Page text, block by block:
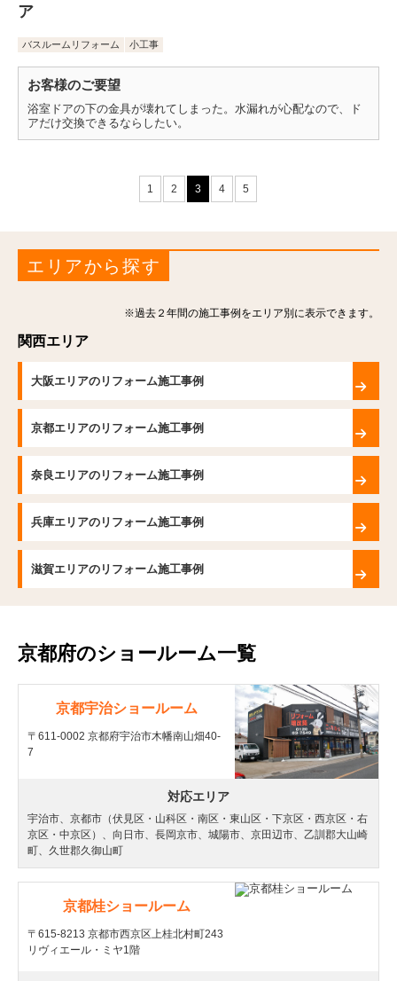
ア
バスルームリフォーム 小工事
お客様のご要望
浴室ドアの下の金具が壊れてしまった。水漏れが心配なので、ド
アだけ交換できるならしたい。
1 2 3 4 5
エリアから探す
※過去２年間の施工事例をエリア別に表示できます。
関西エリア
大阪エリアのリフォーム施工事例
京都エリアのリフォーム施工事例
奈良エリアのリフォーム施工事例
兵庫エリアのリフォーム施工事例
滋賀エリアのリフォーム施工事例
京都府のショールーム一覧
京都宇治ショールーム
〒611-0002 京都府宇治市木幡南山畑40-
7
対応エリア
宇治市、京都市（伏見区・山科区・南区・東山区・下京区・西京区・右
京区・中京区）、向日市、長岡京市、城陽市、京田辺市、乙訓郡大山崎
町、久世郡久御山町
京都桂ショールーム
〒615-8213 京都市西京区上桂北村町243
リヴィエール・ミヤ1階